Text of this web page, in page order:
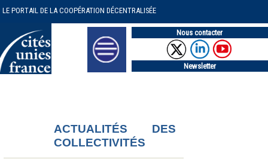
LE PORTAIL DE LA COOPÉRATION DÉCENTRALISÉE
Nous contacter
Newsletter
ACTUALITÉS DES
COLLECTIVITÉS